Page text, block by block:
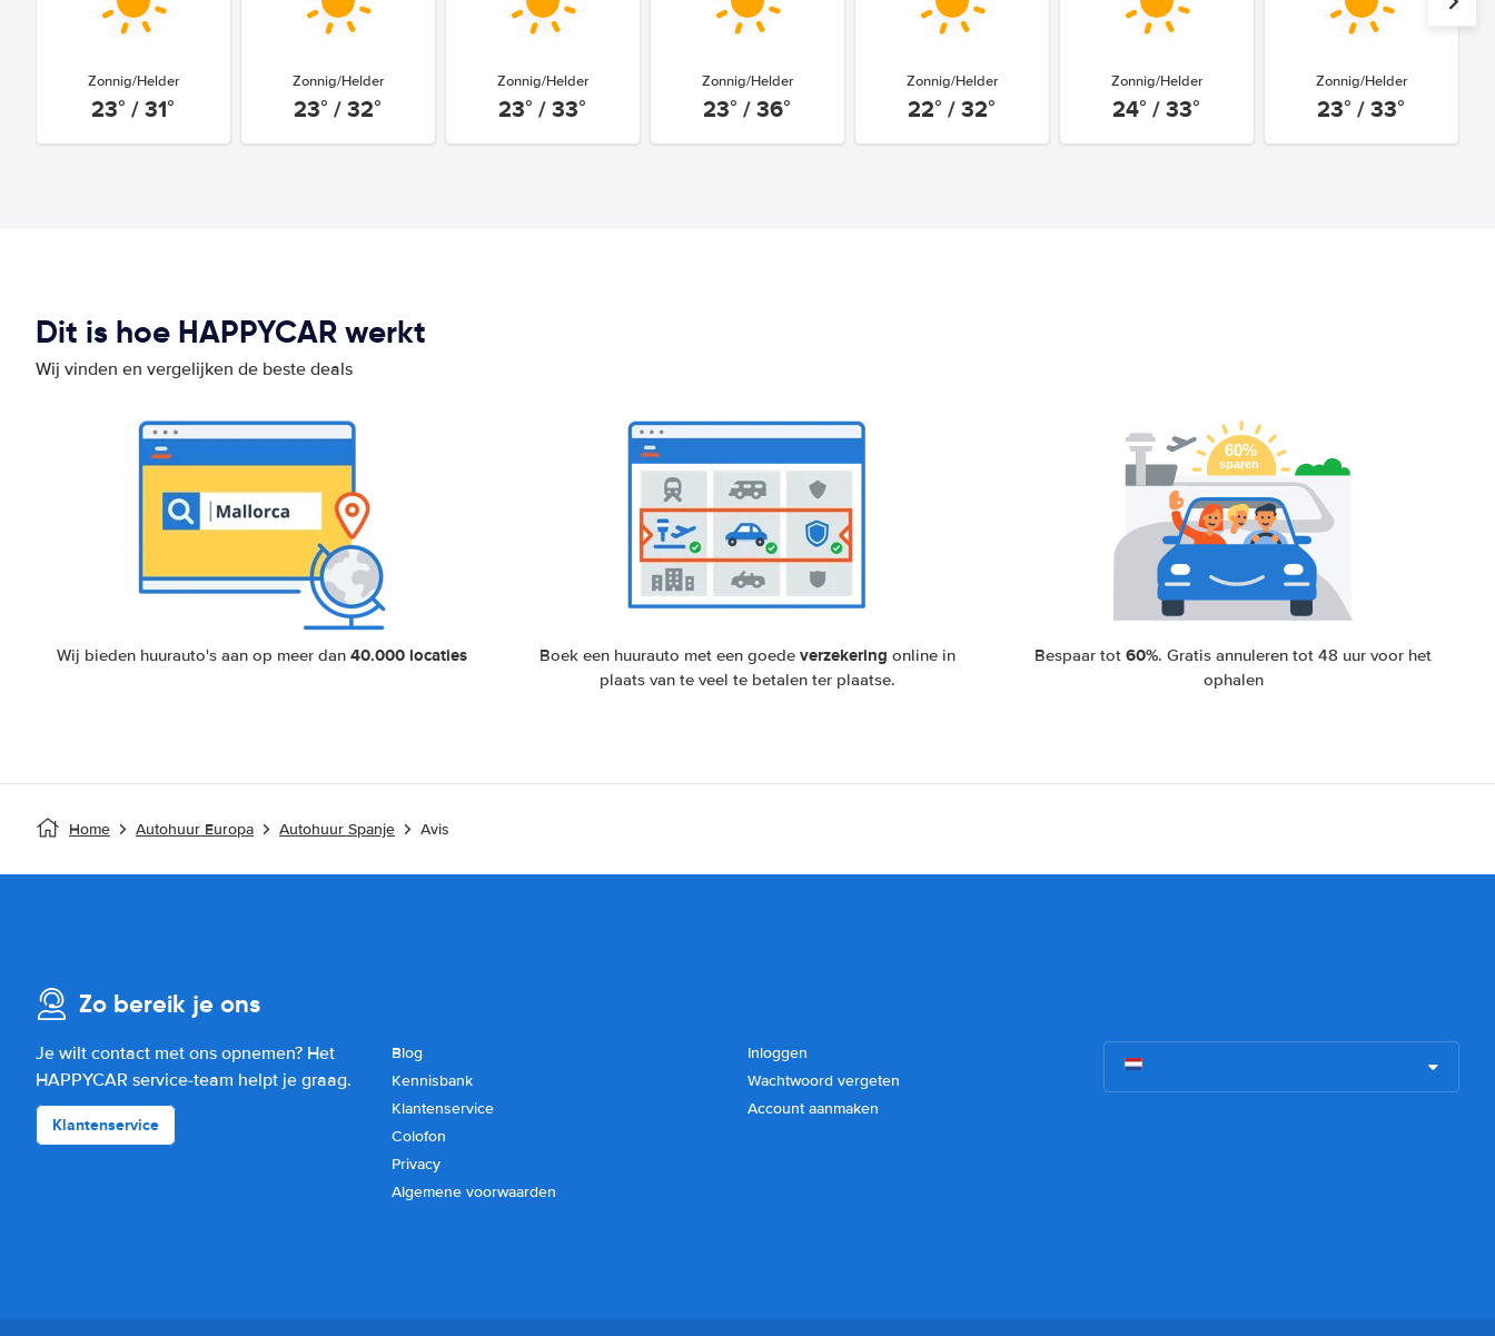
Zonnig/Helder
23° / 31°
Zonnig/Helder
23° / 32°
Zonnig/Helder
23° / 33°
Zonnig/Helder
23° / 36°
Zonnig/Helder
22° / 32°
Zonnig/Helder
24° / 33°
Zonnig/Helder
23° / 33°
Dit is hoe HAPPYCAR werkt
Wij vinden en vergelijken de beste deals
Wij bieden huurauto's aan op meer dan 40.000 locaties Boek een huurauto met een goede verzekering online in
plaats van te veel te betalen ter plaatse.
Bespaar tot60%. Gratis annuleren tot 48 uur voor het
ophalen
Home Autohuur Europa Autohuur Spanje Avis
Zo bereik je ons
Je wilt contact met ons opnemen? Het
HAPPYCAR service-team helpt je graag.
Klantenservice
Blog
Kennisbank
Klantenservice
Colofon
Privacy
Algemene voorwaarden
Inloggen
Wachtwoord vergeten
Account aanmaken